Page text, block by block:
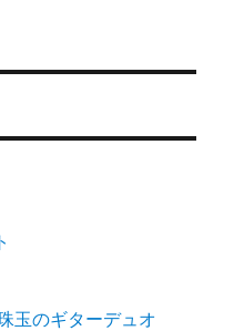
玉のギターデュオ